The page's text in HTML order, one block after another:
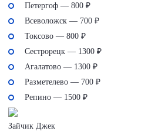
Петергоф — 800 ₽
Всеволожск — 700 ₽
Токсово — 800 ₽
Сестрорецк — 1300 ₽
Агалатово — 1300 ₽
Разметелево — 700 ₽
Репино — 1500 ₽
Зайчик Джек